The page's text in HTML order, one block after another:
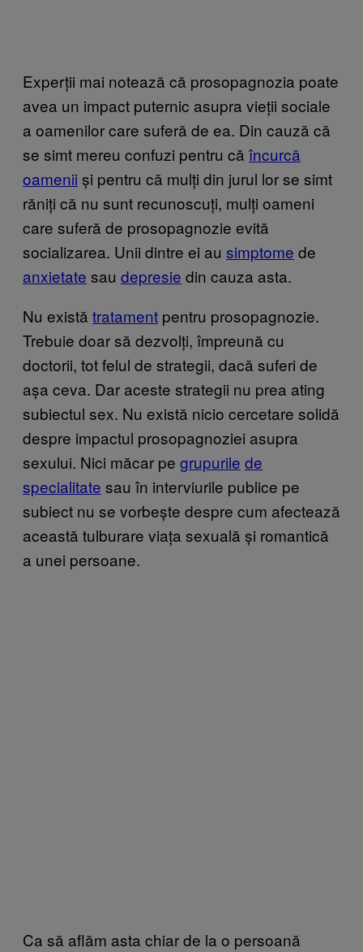
Experții mai notează că prosopagnozia poate
avea un impact puternic asupra vieții sociale
a oamenilor care suferă de ea. Din cauză că
se simt mereu confuzi pentru că încurcă
oamenii și pentru că mulți din jurul lor se simt
răniți că nu sunt recunoscuți, mulți oameni
care suferă de prosopagnozie evită
socializarea. Unii dintre ei au simptome de
anxietate sau depresie din cauza asta.
Nu există tratament pentru prosopagnozie.
Trebuie doar să dezvolți, împreună cu
doctorii, tot felul de strategii, dacă suferi de
așa ceva. Dar aceste strategii nu prea ating
subiectul sex. Nu există nicio cercetare solidă
despre impactul prosopagnoziei asupra
sexului. Nici măcar pe grupurile de
specialitate sau în interviurile publice pe
subiect nu se vorbește despre cum afectează
această tulburare viața sexuală și romantică
a unei persoane.
Ca să aflăm asta chiar de la o persoană